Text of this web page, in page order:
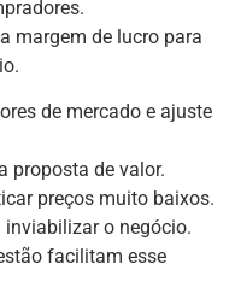
margem de lucro para
de mercado e ajuste
proposta de valor.
preços muito baixos.
inviabilizar o negócio.
facilitam esse